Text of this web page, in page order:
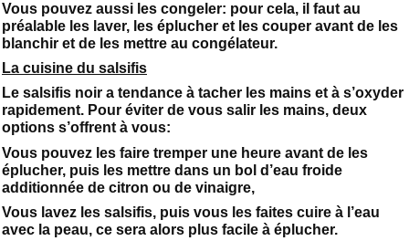
Vous pouvez aussi les congeler: pour cela, il faut au
préalable les laver, les éplucher et les couper avant de les
blanchir et de les mettre au congélateur.
La cuisine du salsifis
Le salsifis noir a tendance à tacher les mains et à s’oxyder
rapidement. Pour éviter de vous salir les mains, deux
options s’offrent à vous:
Vous pouvez les faire tremper une heure avant de les
éplucher, puis les mettre dans un bol d’eau froide
additionnée de citron ou de vinaigre,
Vous lavez les salsifis, puis vous les faites cuire à l’eau
avec la peau, ce sera alors plus facile à éplucher.